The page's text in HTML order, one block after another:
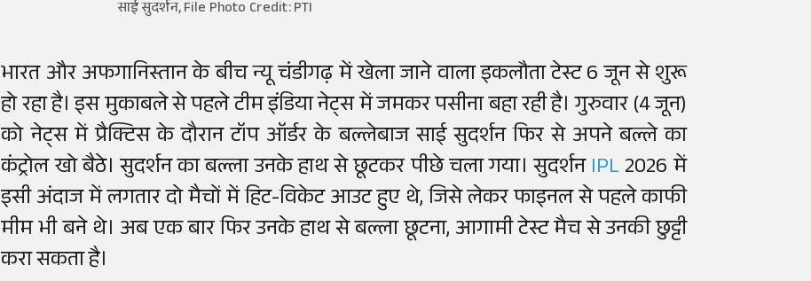
साई सुदर्शन, File Photo Credit: PTI
भारत और अफगानिस्तान के बीच न्यू चंडीगढ़ में खेला जाने वाला इकलौता टेस्ट 6 जून से शुरू
हो रहा है। इस मुकाबले से पहले टीम इंडिया नेट्स में जमकर पसीना बहा रही है। गुरुवार (4 जून)
को नेट्स में प्रैक्टिस के दौरान टॉप ऑर्डर के बल्लेबाज साई सुदर्शन फिर से अपने बल्ले का
कंट्रोल खो बैठे। सुदर्शन का बल्ला उनके हाथ से छूटकर पीछे चला गया। सुदर्शनIPL2026 में
इसी अंदाज में लगतार दो मैचों में हिट-विकेट आउट हुए थे, जिसे लेकर फाइनल से पहले काफी
मीम भी बने थे। अब एक बार फिर उनके हाथ से बल्ला छूटना, आगामी टेस्ट मैच से उनकी छुट्टी
करा सकता है।